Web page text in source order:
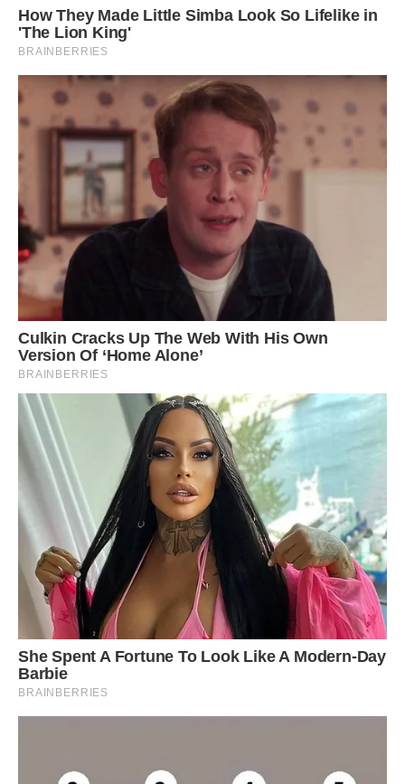
бабусі, – а ти моя сама справжня мама, я вас з татом-
дідусем дуже люблю.
засмутилася тим, що знову засмутилися відносини з
дочкою. І знову Олена терпляче стала писати і
телефонувати дочці, умовляючи приїхати, а Іруру
переконувала, що Аня – її мама і що вони повинні
спілкуватися.
Потім ми всією родиною переїхали жити в інший район
міста. Зустрівшись через кілька років з Оленою,
дізналися, що у внучки Ірочки і у дочки Ані все ж
налагодилися відносини і тепер вони дуже дружні.
Їхні стосунки більше схожі на відносини старшої сестри з
що вони «відібрали» у неї Іру; тепер вона частенько